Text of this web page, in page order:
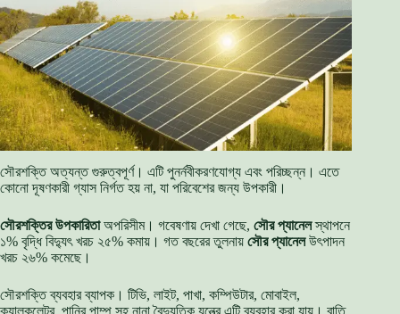
সৌরশক্তি অত্যন্ত গুরুত্বপূর্ণ। এটি পুনর্নবীকরণযোগ্য এবং পরিচ্ছন্ন। এতে
কোনো দূষণকারী গ্যাস নির্গত হয় না, যা পরিবেশের জন্য উপকারী।
সৌরশক্তির উপকারিতাঅপরিসীম। গবেষণায় দেখা গেছে, সৌর প্যানেলস্থাপনে
১% বৃদ্ধি বিদ্যুৎ খরচ ২৫% কমায়। গত বছরের তুলনায় সৌর প্যানেলউৎপাদন
খরচ ২৬% কমেছে।
সৌরশক্তি ব্যবহার ব্যাপক। টিভি, লাইট, পাখা, কম্পিউটার, মোবাইল,
ক্যালকুলেটর, পানির পাম্প সহ নানা বৈদ্যুতিক যন্ত্রে এটি ব্যবহার করা যায়। বাতি,